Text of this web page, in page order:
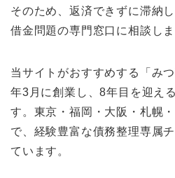
そのため、返済できずに滞納
借金問題の専門窓口に相談しま
当サイトがおすすめする「み
年3月に創業し、8年目を迎え
す。東京・福岡・大阪・札幌
で、経験豊富な債務整理専属
ています。